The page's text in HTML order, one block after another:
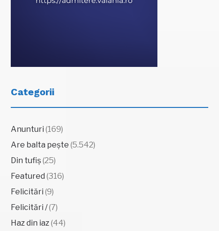
Categorii
Anunturi (169)
Are balta pește (5.542)
Din tufiș(25)
Featured (316)
Felicitări (9)
Felicitări /(7)
Haz din iaz (44)